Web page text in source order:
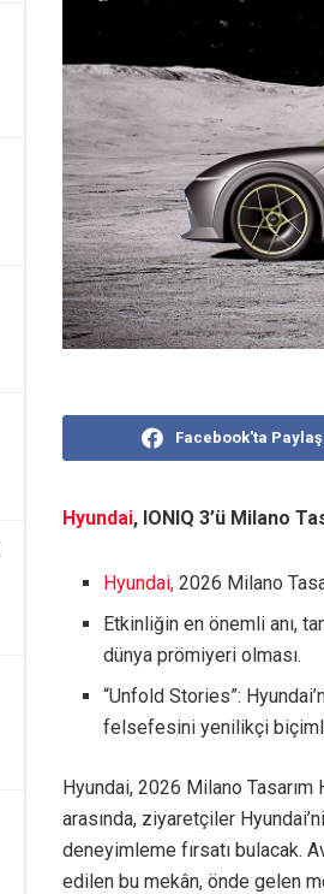
Facebook'ta Paylaş
Hyundai, IONIQ 3’ü Milano
Hyundai, 2026 Milano
Etkinliğin en önemli anı,
dünya prömiyeri olması.
“Unfold Stories”:
felsefesini yenilikçi
Hyundai, 2026 Milano Tasarım
arasında, ziyaretçiler
deneyimleme fırsatı bulacak.
edilen bu mekân, önde gelen